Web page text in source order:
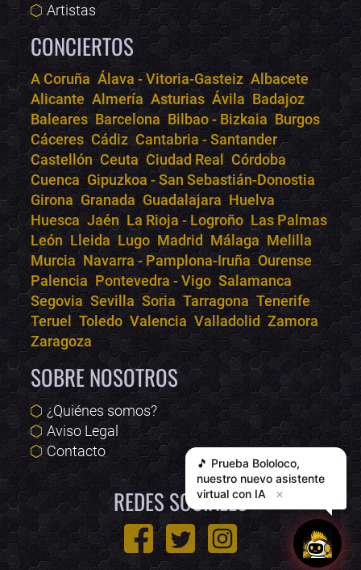
Artistas
CONCIERTOS
A Coruña Álava - Vitoria-Gasteiz Albacete
Alicante Almería Asturias Ávila Badajoz
Baleares Barcelona Bilbao - Bizkaia Burgos
Cáceres Cádiz Cantabria - Santander
Castellón Ceuta Ciudad Real Córdoba
Cuenca Gipuzkoa - San Sebastián-Donostia
Girona Granada Guadalajara Huelva
Huesca Jaén La Rioja - Logroño Las Palmas
León Lleida Lugo Madrid Málaga Melilla
Murcia Navarra - Pamplona-Iruña Ourense
Palencia Pontevedra - Vigo Salamanca
Segovia Sevilla Soria Tarragona Tenerife
Teruel
Toledo Valencia Valladolid Zamora
Zaragoza
SOBRE NOSOTROS
¿Quiénes somos?
Aviso Legal
Contacto
REDES SOCIALES
🎵 Prueba Bololoco,
nuestro nuevo asistente
virtual con IA
✕
Bololoco · conciertos.club
Online · Te ayudo a encontrar conciertos